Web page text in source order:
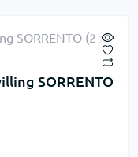
SORRENTO